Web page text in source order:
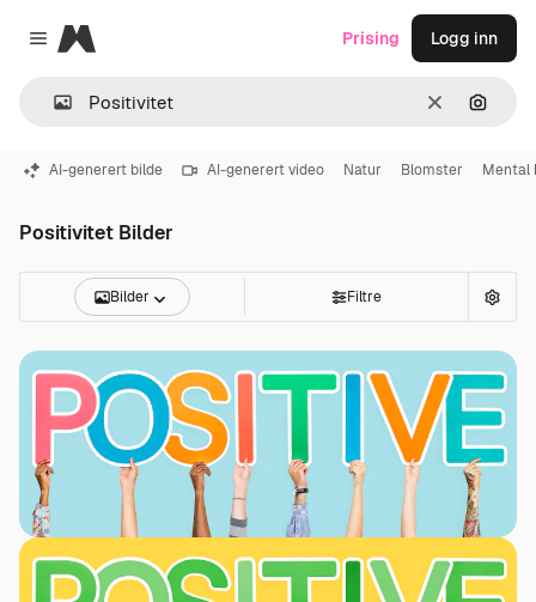
Close menu
Magnific
Slett Søk
Prising Logg inn
AI-generert bilde AI-generert video Natur Blomster Mental
Positivitet Bilder
Bilder Filtre